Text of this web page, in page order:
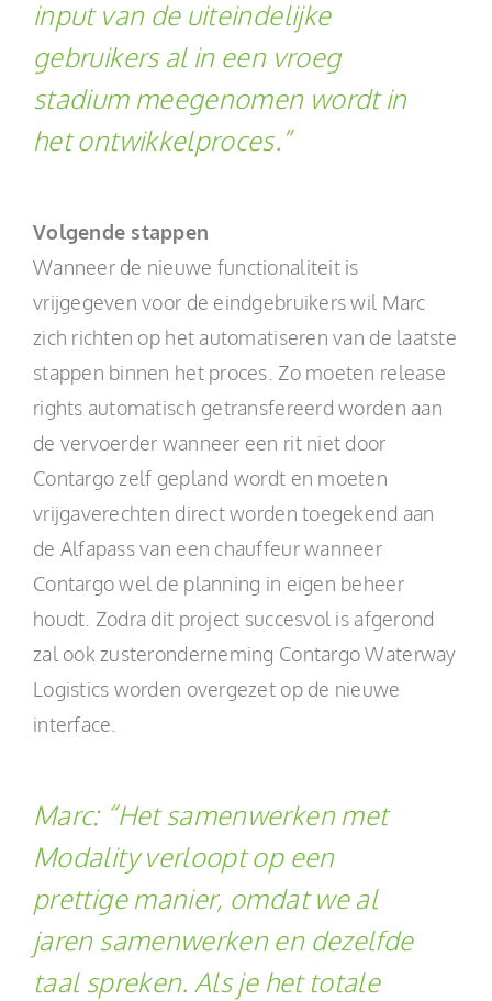
input van de uiteindelijke
gebruikers al in een vroeg
stadium meegenomen wordt in
het ontwikkelproces.”
Volgende stappen
Wanneer de nieuwe functionaliteit is
vrijgegeven voor de eindgebruikers wil Marc
zich richten op het automatiseren van de laatste
stappen binnen het proces. Zo moeten release
rights automatisch getransfereerd worden aan
de vervoerder wanneer een rit niet door
Contargo zelf gepland wordt en moeten
vrijgaverechten direct worden toegekend aan
de Alfapass van een chauffeur wanneer
Contargo wel de planning in eigen beheer
houdt. Zodra dit project succesvol is afgerond
zal ook zusteronderneming Contargo Waterway
Logistics worden overgezet op de nieuwe
interface.
Marc: “Het samenwerken met
Modality verloopt op een
prettige manier, omdat we al
jaren samenwerken en dezelfde
taal spreken. Als je het totale